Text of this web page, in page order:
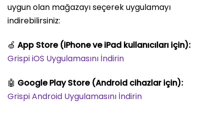
uygun olan mağazayı seçerek uygulamayı
indirebilirsiniz:
🍏 App Store (iPhone ve iPad kullanıcıları için):
Grispi iOS Uygulamasını İndirin
🤖 Google Play Store (Android cihazlar için):
Grispi Android Uygulamasını İndirin